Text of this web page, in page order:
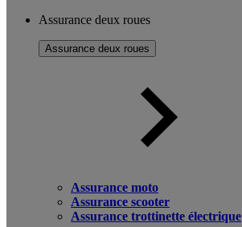
Assurance deux roues
Assurance deux roues
Assurance moto
Assurance scooter
Assurance trottinette électrique